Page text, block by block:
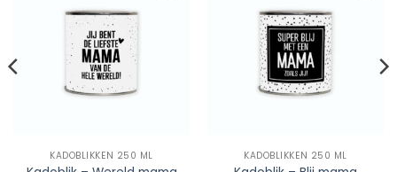
KADOBLIKKEN 250 ML KADOBLIKKEN 250 ML